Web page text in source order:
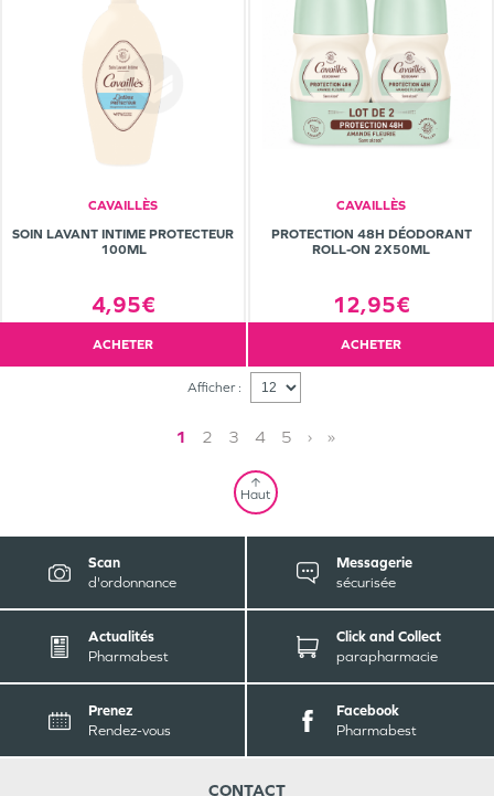
CAVAILLÈS
SOIN LAVANT INTIME PROTECTEUR
100ML
4,95€
ACHETER
CAVAILLÈS
PROTECTION 48H DÉODORANT
ROLL-ON 2X50ML
12,95€
ACHETER
Afficher :
1 2 3 4 5 › »
Haut
Scan
d'ordonnance
Messagerie
sécurisée
Actualités
Pharmabest
Click and Collect
parapharmacie
Prenez
Rendez-vous
Facebook
Pharmabest
CONTACT